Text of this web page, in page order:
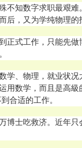
不知数字求职最艰难
后，又为学纯物理的
正式工作，只能先做
学、物理，就业状况
用数学，而且是高
合适的工作。
博士吃救济。近年